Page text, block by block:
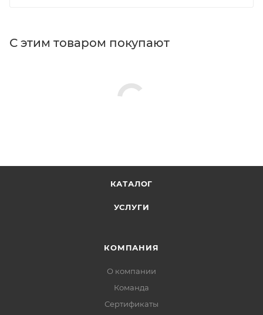
С этим товаром покупают
КАТАЛОГ
УСЛУГИ
КОМПАНИЯ
О компании
Команда
Сертификаты